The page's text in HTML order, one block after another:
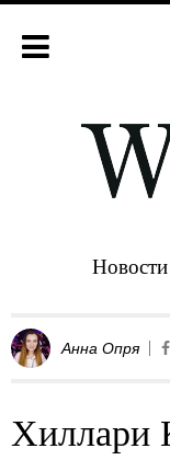
Новости
Анна Опря
Хиллари